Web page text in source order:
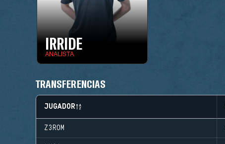
IRRIDE
ANALISTA
TRANSFERENCIAS
JUGADOR
Z3ROM